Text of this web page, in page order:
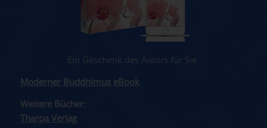
Ein Geschenk des Autors für Sie.
Moderner Buddhimus eBook
Weitere Bücher:
Tharpa Verlag